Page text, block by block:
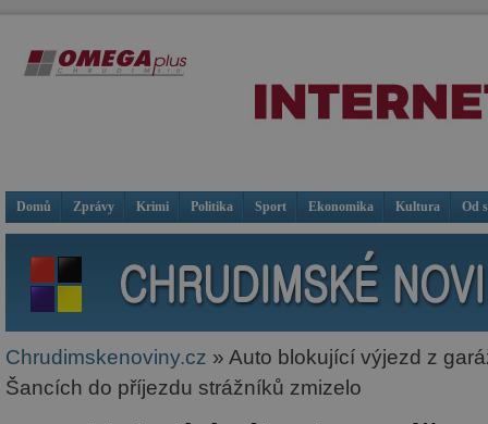
Domů Zprávy Krimi Politika Sport Ekonomika Kultura Od
Chrudimskenoviny.cz » Auto blokující výjezd z
Šancích do příjezdu strážníků zmizelo